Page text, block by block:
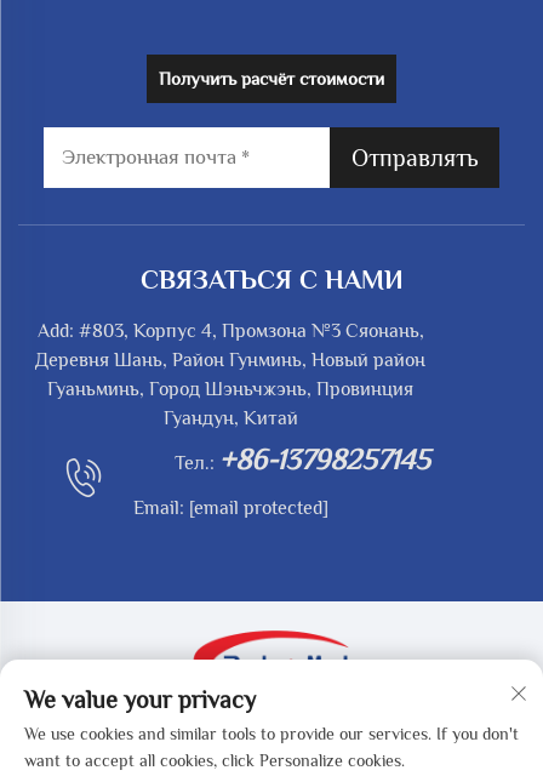
Получить расчёт стоимости
Отправлять
СВЯЗАТЬСЯ С НАМИ
Add: #803, Корпус 4, Промзона №3 Сяонань,
Деревня Шань, Район Гунминь, Новый район
Гуаньминь, Город Шэньчжэнь, Провинция
Гуандун, Китай
Тел.: +86-13798257145
Email: [email protected]
Авторские права © 2025 за SHENZHEN REDY-MED
TECHNOLOGY CO.,LTD - Политика
конфиденциальности
We value your privacy
We use cookies and similar tools to provide our services. If you don't
want to accept all cookies, click Personalize cookies.